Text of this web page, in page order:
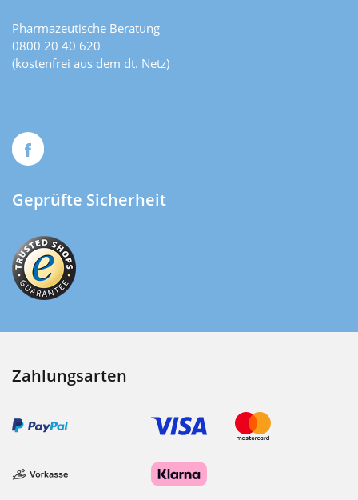
Pharmazeutische Beratung
0800 20 40 620
(kostenfrei aus dem dt. Netz)
Geprüfte Sicherheit
Zahlungsarten